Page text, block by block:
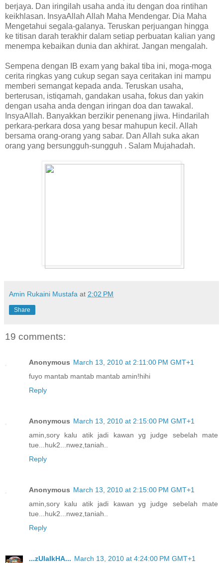
berjaya. Dan iringilah usaha anda itu dengan doa rintihan
keikhlasan. InsyaAllah Allah Maha Mendengar. Dia Maha
Mengetahui segala-galanya. Teruskan perjuangan hingga
ke titisan darah terakhir dalam setiap perbuatan kalian yang
menempa kebaikan dunia dan akhirat. Jangan mengalah.
Sempena dengan IB exam yang bakal tiba ini, moga-moga
cerita ringkas yang cukup segan saya ceritakan ini mampu
memberi semangat kepada anda. Teruskan usaha,
berterusan, istiqamah, gandakan usaha, fokus dan yakin
dengan usaha anda dengan iringan doa dan tawakal.
InsyaAllah. Banyakkan berzikir penenang jiwa. Hindarilah
perkara-perkara dosa yang besar mahupun kecil. Allah
bersama orang-orang yang sabar. Dan Allah suka akan
orang yang bersungguh-sungguh . Salam Mujahadah.
Amin Rukaini Mustafa at 2:02 PM
Share
19 comments:
Anonymous March 13, 2010 at 2:11:00 PM GMT+1
fuyo mantab mantab mantab amin!hihi
Reply
Anonymous March 13, 2010 at 2:15:00 PM GMT+1
amin,sory kalu atik jadi kawan yg judge sebelah mate
tue...huk2...nwez,taniah..
Reply
Anonymous March 13, 2010 at 2:15:00 PM GMT+1
amin,sory kalu atik jadi kawan yg judge sebelah mate
tue...huk2...nwez,taniah..
Reply
...zUlaIkHA... March 13, 2010 at 4:24:00 PM GMT+1